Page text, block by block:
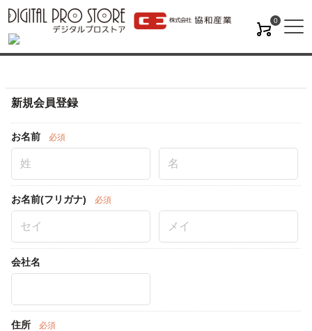
0
新規会員登録
お名前 必須
お名前(フリガナ) 必須
会社名
住所 必須